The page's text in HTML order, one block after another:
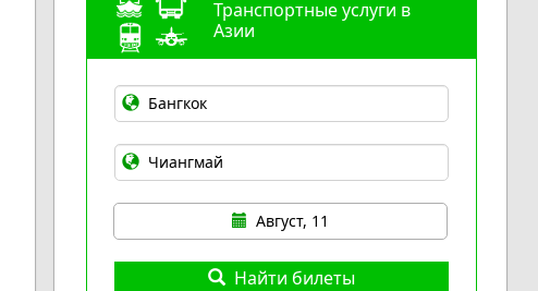
Транспортные услуги в
Азии
Август, 11
Найти билеты